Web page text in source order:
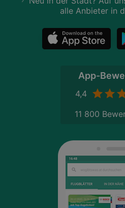
alle Anbieter in
App-
4,4
11 800